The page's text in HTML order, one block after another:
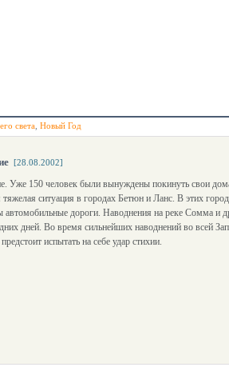
света Новый Год
[28.08.2002]
Уже 150 человек были вынуждены покинуть свои
тяжелая ситуация в городах Бетюн и Ланс. В этих
дороги. Наводнения на реке Сомма и
дней. Во время сильнейших наводнений во всей
испытать на себе удар стихии.